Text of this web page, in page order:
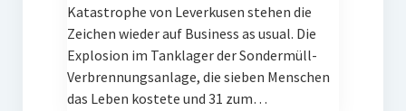
Katastrophe von Leverkusen stehen die
Zeichen wieder auf Business as usual. Die
Explosion im Tanklager der Sondermüll-
Verbrennungsanlage, die sieben Menschen
das Leben kostete und 31 zum…